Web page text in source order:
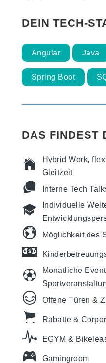
DEIN TECH-
Angular Java
Spring Boot
DAS FINDEST
Hybrid Work,
Gleitzeit
Interne Tech
Individuelle
Möglichkeit des
Monatliche
Offene Türen &
Rabatte &
EGYM &
Gamingroom